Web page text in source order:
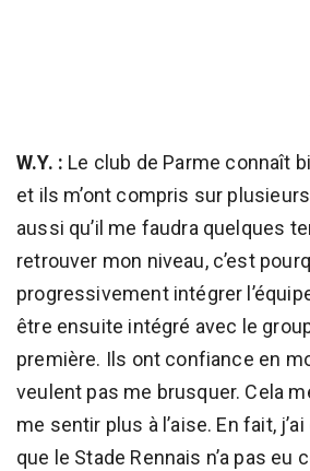
W.Y. : Le club de Parme connaît
et ils m’ont compris sur
aussi qu’il me faudra quelques
retrouver mon niveau, c’est
progressivement intégrer
être ensuite intégré avec le
première. Ils ont confiance en
veulent pas me brusquer. Cela
me sentir plus à l’aise. En fait,
que le Stade Rennais n’a pas eu